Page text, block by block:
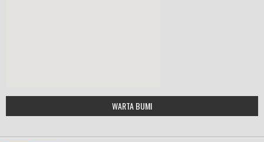
Google Maps Generator by
embedgooglemap.net
WARTA BUMI